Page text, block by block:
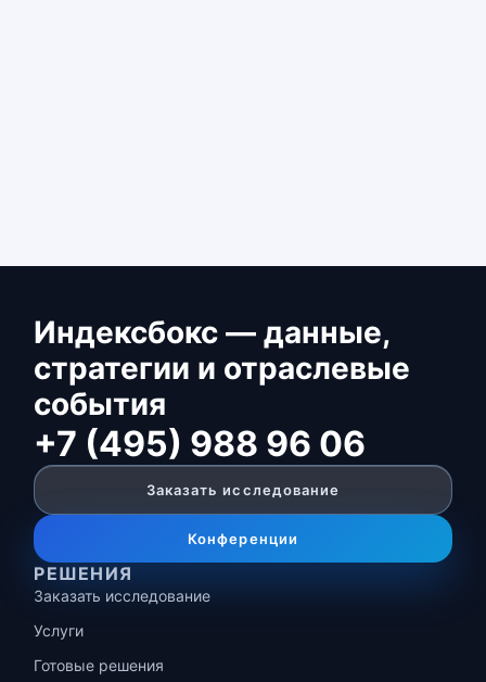
Индексбокс — данные,
стратегии и отраслевые
события
+7 (495) 988 96 06
Заказать исследование
Конференции
РЕШЕНИЯ
Заказать исследование
Услуги
Готовые решения